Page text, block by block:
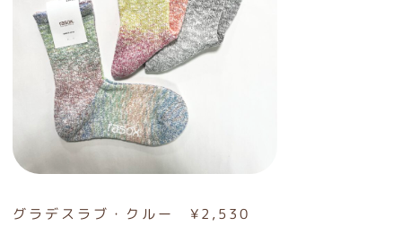
グラデスラブ・クルー ¥2,530